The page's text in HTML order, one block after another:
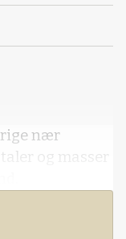
nær
og masser